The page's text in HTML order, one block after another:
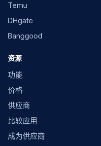
Temu
DHgate
Banggood
资源
功能
价格
供应商
比较应用
成为供应商